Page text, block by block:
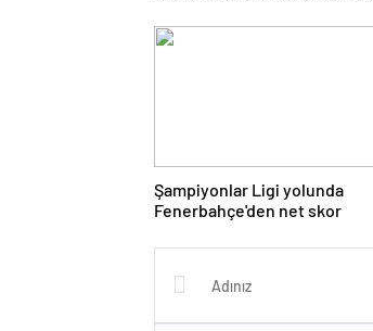
Şampiyonlar Ligi yolunda
Fenerbahçe'den net skor